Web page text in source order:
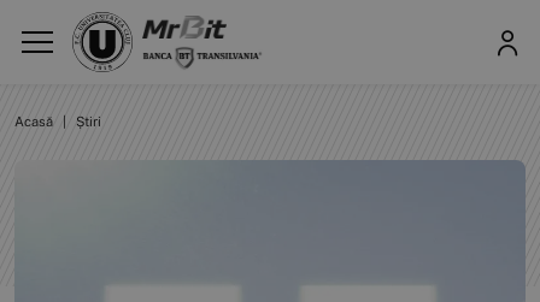
Acasă Știri